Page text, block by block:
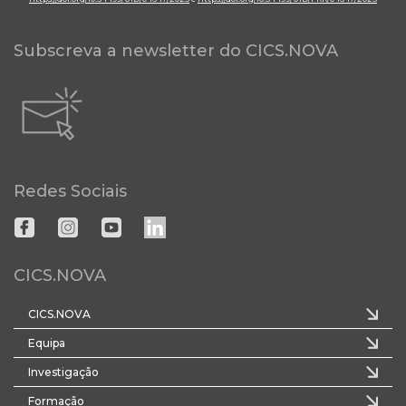
Subscreva a newsletter do CICS.NOVA
Redes Sociais
CICS.NOVA
CICS.NOVA
Equipa
Investigação
Formação